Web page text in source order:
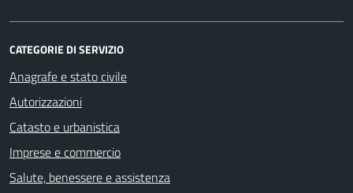
CATEGORIE DI SERVIZIO
Anagrafe e stato civile
Autorizzazioni
Catasto e urbanistica
Imprese e commercio
Salute, benessere e assistenza